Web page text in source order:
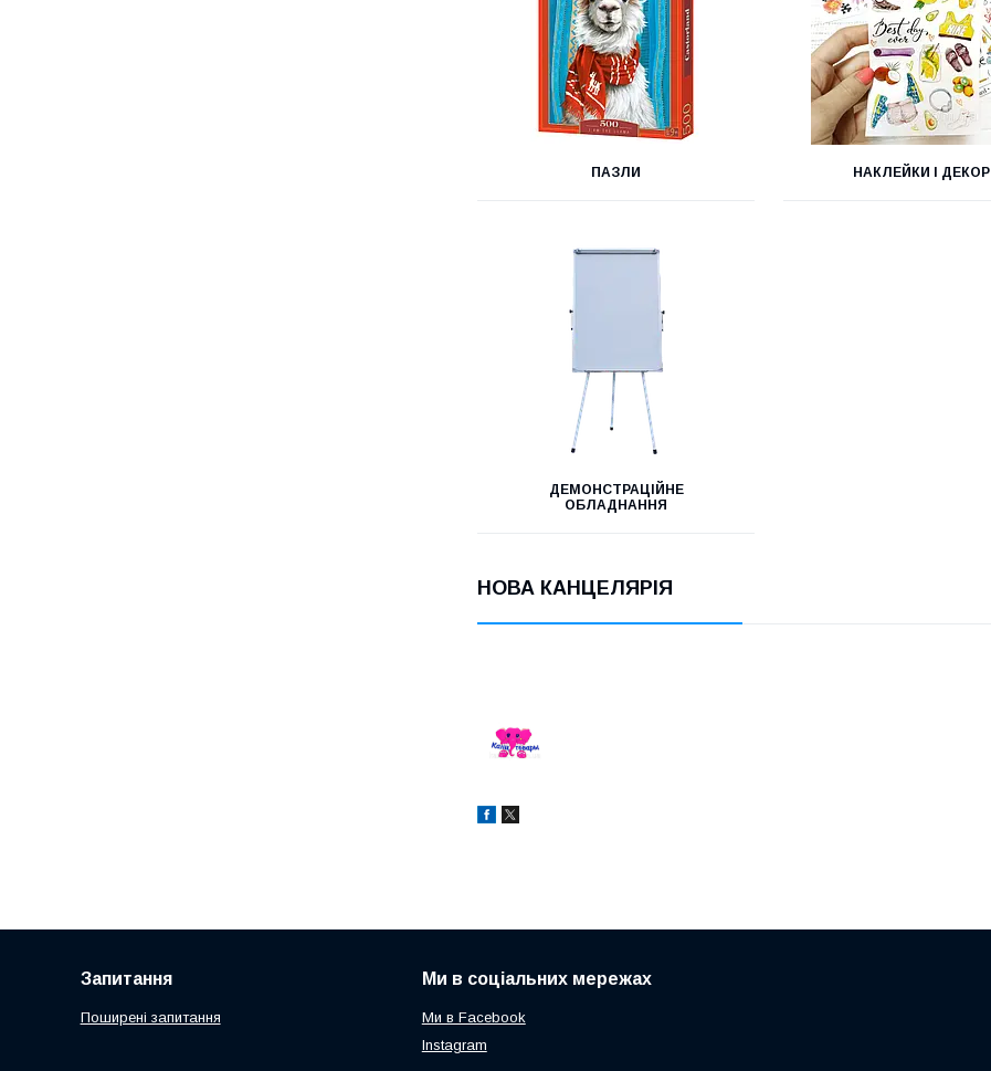
ПАЗЛИ НАКЛЕЙКИ І ДЕКОР
ДЕМОНСТРАЦІЙНЕ
ОБЛАДНАННЯ
НОВА КАНЦЕЛЯРІЯ
Запитання
Поширені запитання
Ми в соціальних мережах
Ми в Facebook
Instagram